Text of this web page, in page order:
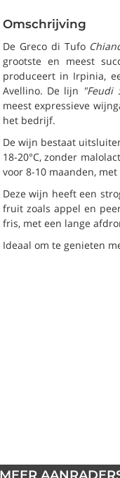
Omschrijving
De Greco di Tufo
grootste en meest
produceert in Irpinia,
Avellino. De lijn "Feudi
meest expressieve
het bedrijf.
De wijn bestaat
18-20°C, zonder
voor 8-10 maanden,
Deze wijn heeft een
fruit zoals appel en
fris, met een lange
Ideaal om te genieten